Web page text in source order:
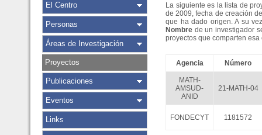
El Centro
Personas
Áreas de Investigación
Proyectos
Publicaciones
Eventos
Links
La siguiente es la lista de
de 2009, fecha de creación
que ha dado origen. A su
Nombre de un investigador
proyectos que comparten esa
Agencia Número
MATH-
AMSUD-
ANID
21-MATH-04
FONDECYT 1181572